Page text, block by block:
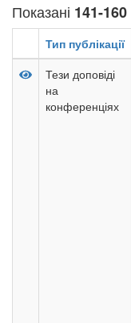
Показані 141-160
Тип публікації
Тези доповіді
на
конференціях